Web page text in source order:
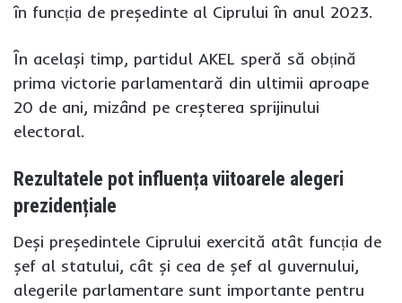
în funcția de președinte al Ciprului în anul 2023.
În același timp, partidul AKEL speră să obțină
prima victorie parlamentară din ultimii aproape
20 de ani, mizând pe creșterea sprijinului
electoral.
Rezultatele pot influența viitoarele alegeri
prezidențiale
Deși președintele Ciprului exercită atât funcția de
șef al statului, cât și cea de șef al guvernului,
alegerile parlamentare sunt importante pentru